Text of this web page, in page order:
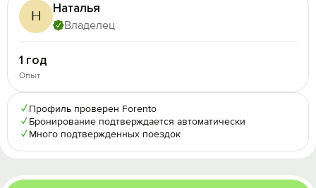
Н Наталья
Владелец
1 год
Опыт
✓ Профиль проверен Forento
✓ Бронирование подтверждается автоматически
✓ Много подтвержденных поездок